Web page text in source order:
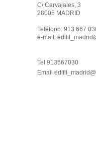
C/ Carvajales, 3
28005 MADRID
Teléfono: 913 667
e-mail:
Tel 913667030
Email